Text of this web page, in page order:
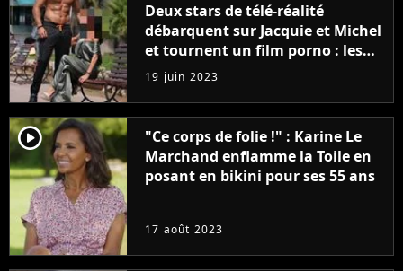
Deux stars de télé-réalité
débarquent sur Jacquie et Michel
et tournent un film porno : les
premières images du tournage
(exclu)
19 juin 2023
player2
"Ce corps de folie !" : Karine Le
Marchand enflamme la Toile en
posant en bikini pour ses 55 ans
17 août 2023